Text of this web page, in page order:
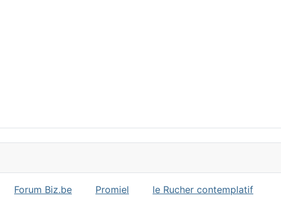
Forum Biz.be Promiel
le Rucher contemplatif